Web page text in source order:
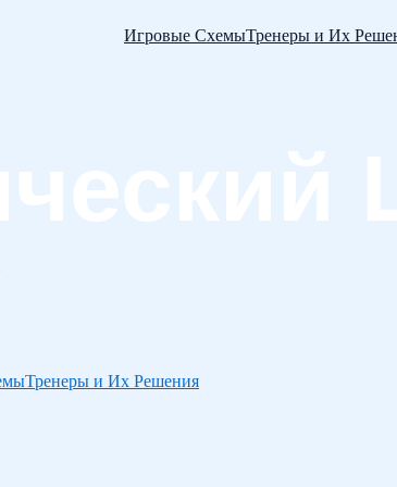
Игровые СхемыТренеры и Их
Тренеры и Их Решения